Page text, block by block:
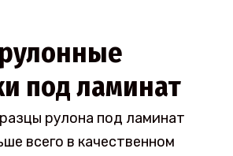
под ламинат
рулона под ламинат
всего в качественном